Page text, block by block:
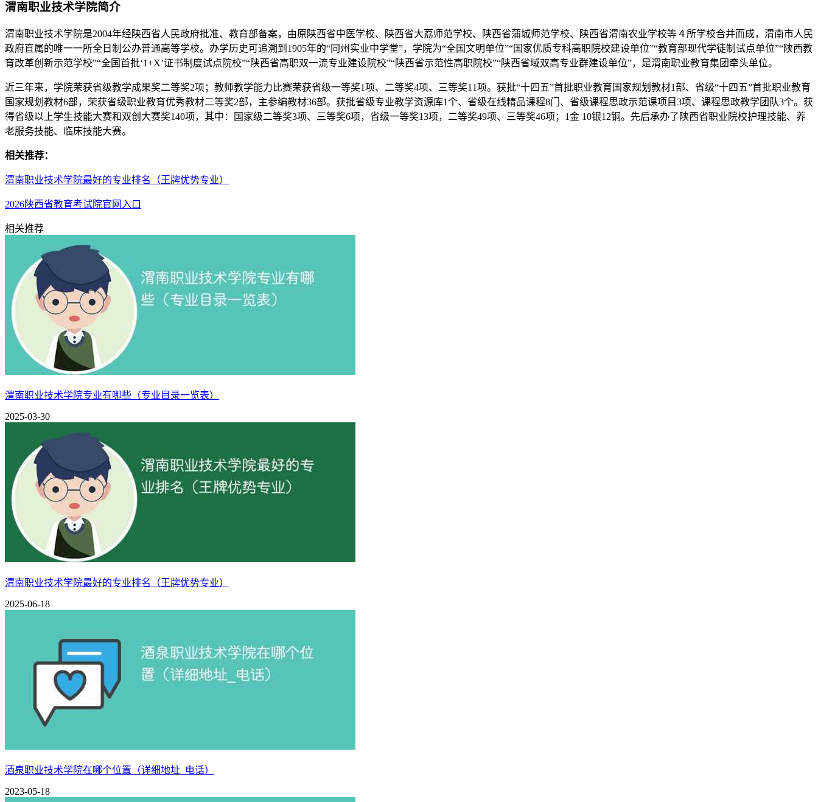
渭南职业技术学院简介
渭南职业技术学院是2004年经陕西省人民政府批准、教育部备案，由原陕西省中医学校、陕西省大荔师范学校、陕西省蒲城师范学校、陕西省渭南农业学校等４所学校合并而成，渭南市人民
政府直属的唯一一所全日制公办普通高等学校。办学历史可追溯到1905年的“同州实业中学堂”，学院为“全国文明单位”“国家优质专科高职院校建设单位”“教育部现代学徒制试点单位”“陕西教
育改革创新示范学校”“全国首批‘1+X’证书制度试点院校”“陕西省高职双一流专业建设院校”“陕西省示范性高职院校”“陕西省域双高专业群建设单位”，是渭南职业教育集团牵头单位。
近三年来，学院荣获省级教学成果奖二等奖2项；教师教学能力比赛荣获省级一等奖1项、二等奖4项、三等奖11项。获批“十四五”首批职业教育国家规划教材1部、省级“十四五”首批职业教育
国家规划教材6部，荣获省级职业教育优秀教材二等奖2部，主参编教材36部。获批省级专业教学资源库1个、省级在线精品课程8门、省级课程思政示范课项目3项、课程思政教学团队3个。获
得省级以上学生技能大赛和双创大赛奖140项，其中：国家级二等奖3项、三等奖6项，省级一等奖13项，二等奖49项、三等奖46项；1金 10银12铜。先后承办了陕西省职业院校护理技能、养
老服务技能、临床技能大赛。
相关推荐：
渭南职业技术学院最好的专业排名（王牌优势专业）
2026陕西省教育考试院官网入口
相关推荐
渭南职业技术学院专业有哪些（专业目录一览表）
2025-03-30
渭南职业技术学院最好的专业排名（王牌优势专业）
2025-06-18
酒泉职业技术学院在哪个位置（详细地址_电话）
2023-05-18